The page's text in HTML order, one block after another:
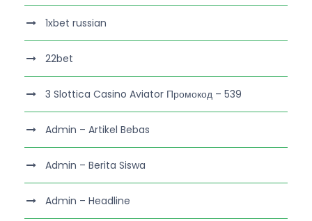
1xbet russian
22bet
3 Slottica Casino Aviator Промокод – 539
Admin – Artikel Bebas
Admin – Berita Siswa
Admin – Headline